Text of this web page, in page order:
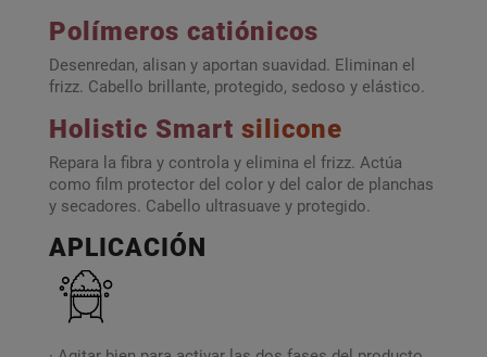
Polímeros catiónicos
Desenredan, alisan y aportan suavidad. Eliminan el
frizz. Cabello brillante, protegido, sedoso y elástico.
Holistic Smart silicone
Repara la fibra y controla y elimina el frizz. Actúa
como film protector del color y del calor de planchas
y secadores. Cabello ultrasuave y protegido.
APLICACIÓN